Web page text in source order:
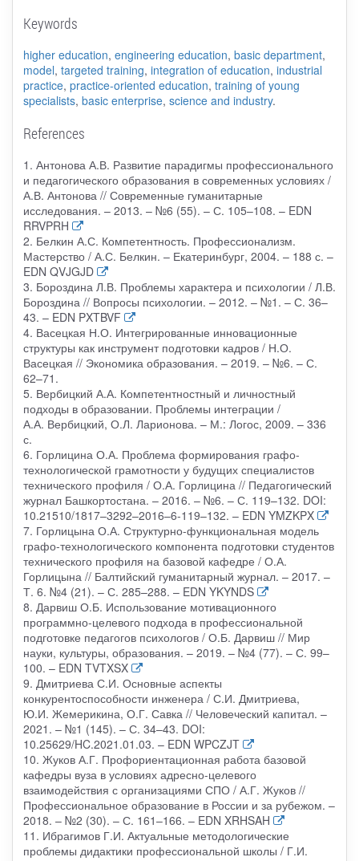
Keywords
higher education, engineering education, basic department,
model, targeted training, integration of education, industrial
practice, practice-oriented education, training of young
specialists, basic enterprise, science and industry.
References
1. Антонова А.В. Развитие парадигмы профессионального
и педагогического образования в современных условиях /
А.В. Антонова // Современные гуманитарные
исследования. – 2013. – №6 (55). – С. 105–108. – EDN
RRVPRH
2. Белкин А.С. Компетентность. Профессионализм.
Мастерство / А.С. Белкин. – Екатеринбург, 2004. – 188 с. –
EDN QVJGJD
3. Бороздина Л.В. Проблемы характера и психологии / Л.В.
Бороздина // Вопросы психологии. – 2012. – №1. – С. 36–
43. – EDN PXTBVF
4. Васецкая Н.О. Интегрированные инновационные
структуры как инструмент подготовки кадров / Н.О.
Васецкая // Экономика образования. – 2019. – №6. – С.
62–71.
5. Вербицкий А.А. Компетентностный и личностный
подходы в образовании. Проблемы интеграции /
А.А. Вербицкий, О.Л. Ларионова. – М.: Логос, 2009. – 336
с.
6. Горлицина О.А. Проблема формирования графо-
технологической грамотности у будущих специалистов
технического профиля / О.А. Горлицина // Педагогический
журнал Башкортостана. – 2016. – №6. – С. 119–132. DOI:
10.21510/1817–3292–2016–6-119–132. – EDN YMZKPX
7. Горлицына О.А. Структурно-функциональная модель
графо-технологического компонента подготовки студентов
технического профиля на базовой кафедре / О.А.
Горлицына // Балтийский гуманитарный журнал. – 2017. –
Т. 6. №4 (21). – С. 285–288. – EDN YKYNDS
8. Дарвиш О.Б. Использование мотивационного
программно-целевого подхода в профессиональной
подготовке педагогов психологов / О.Б. Дарвиш // Мир
науки, культуры, образования. – 2019. – №4 (77). – С. 99–
100. – EDN TVTXSX
9. Дмитриева С.И. Основные аспекты
конкурентоспособности инженера / С.И. Дмитриева,
Ю.И. Жемерикина, О.Г. Савка // Человеческий капитал. –
2021. – №1 (145). – С. 34–43. DOI:
10.25629/HC.2021.01.03. – EDN WPCZJT
10. Жуков А.Г. Профориентационная работа базовой
кафедры вуза в условиях адресно-целевого
взаимодействия с организациями СПО / А.Г. Жуков //
Профессиональное образование в России и за рубежом. –
2018. – №2 (30). – С. 161–166. – EDN XRHSAH
11. Ибрагимов Г.И. Актуальные методологические
проблемы дидактики профессиональной школы / Г.И.